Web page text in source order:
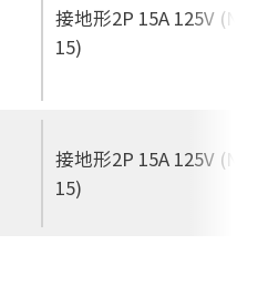
接地形2P 15A 125V
15)
接地形2P 15A 125V
15)